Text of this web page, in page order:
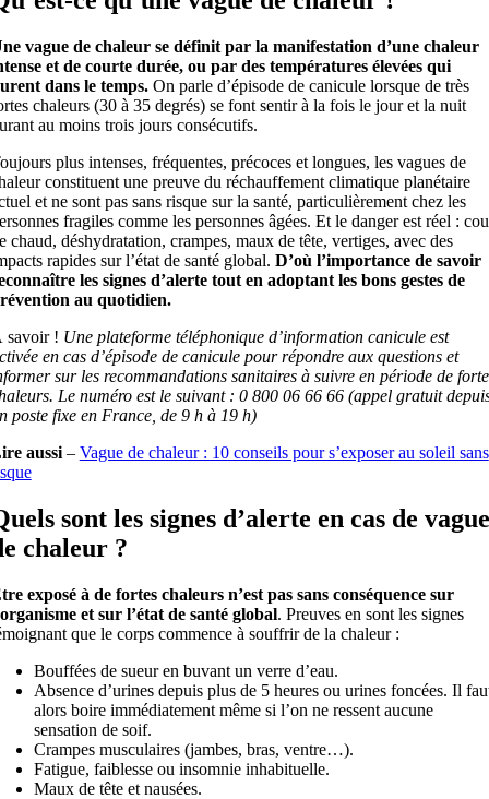
vague de chaleur se définit par la manifestation d’une chaleur
et de courte durée, ou par des températures élevées qui
dans le temps.On parle d’épisode de canicule lorsque de très
chaleurs (30 à 35 degrés) se font sentir à la fois le jour et la nuit
au moins trois jours consécutifs.
plus intenses, fréquentes, précoces et longues, les vagues de
constituent une preuve du réchauffement climatique planétaire
et ne sont pas sans risque sur la santé, particulièrement chez les
fragiles comme les personnes âgées. Et le danger est réel :
chaud, déshydratation, crampes, maux de tête, vertiges, avec des
rapides sur l’état de santé global. D’où l’importance de savoir
les signes d’alerte tout en adoptant les bons gestes de
au quotidien.
savoir ! Une plateforme téléphonique d’information canicule est
en cas d’épisode de canicule pour répondre aux questions et
sur les recommandations sanitaires à suivre en période de
Le numéro est le suivant : 0 800 06 66 66 (appel gratuit
poste fixe en France, de 9 h à 19 h)
aussi– Vague de chaleur : 10 conseils pour s’exposer au soleil sans
sont les signes d’alerte en cas de vague
chaleur ?
exposé à de fortes chaleurs n’est pas sans conséquence sur
et sur l’état de santé global. Preuves en sont les signes
que le corps commence à souffrir de la chaleur :
Bouffées de sueur en buvant un verre d’eau.
Absence d’urines depuis plus de 5 heures ou urines foncées. Il
alors boire immédiatement même si l’on ne ressent aucune
sensation de soif.
Crampes musculaires (jambes, bras, ventre…).
Fatigue, faiblesse ou insomnie inhabituelle.
Maux de tête et nausées.